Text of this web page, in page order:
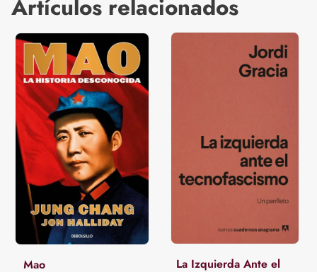
Artículos relacionados
Mao
La Izquierda Ante el